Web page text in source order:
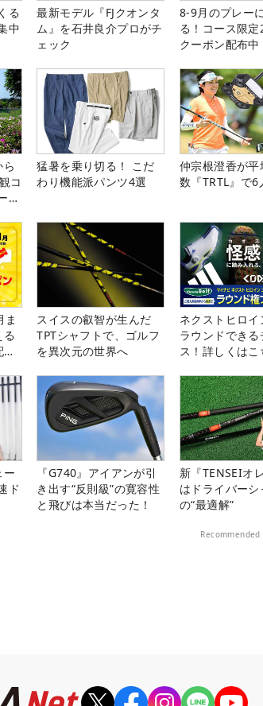
る
中
最新モデル『FJクオンタ
ム』を石井良介プロがチ
ェック
8-9月のプレー
る！コース限
クーポン配布中
コ
俱
猛暑を乗り切る！ こだ
わり機能派パンツ4選
仲宗根澄香が
数『TRTL』で6
ま
スイスの叡智が生んだ
TPTシャフトで、ゴルフ
を異次元の世界へ
ネクストヒロ
ラウンドできる
ス！詳しくは
ー
ド
『G740』アイアンが引
き出す“反則級”の寛容性
と飛びは本当だった！
新『TENSEIオ
はドライバーシ
の“最適解”
Recommended